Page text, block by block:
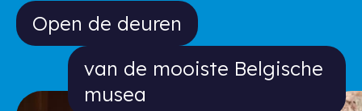
Open de deuren van de mooiste
Open de deuren
van de mooiste Belgische
musea